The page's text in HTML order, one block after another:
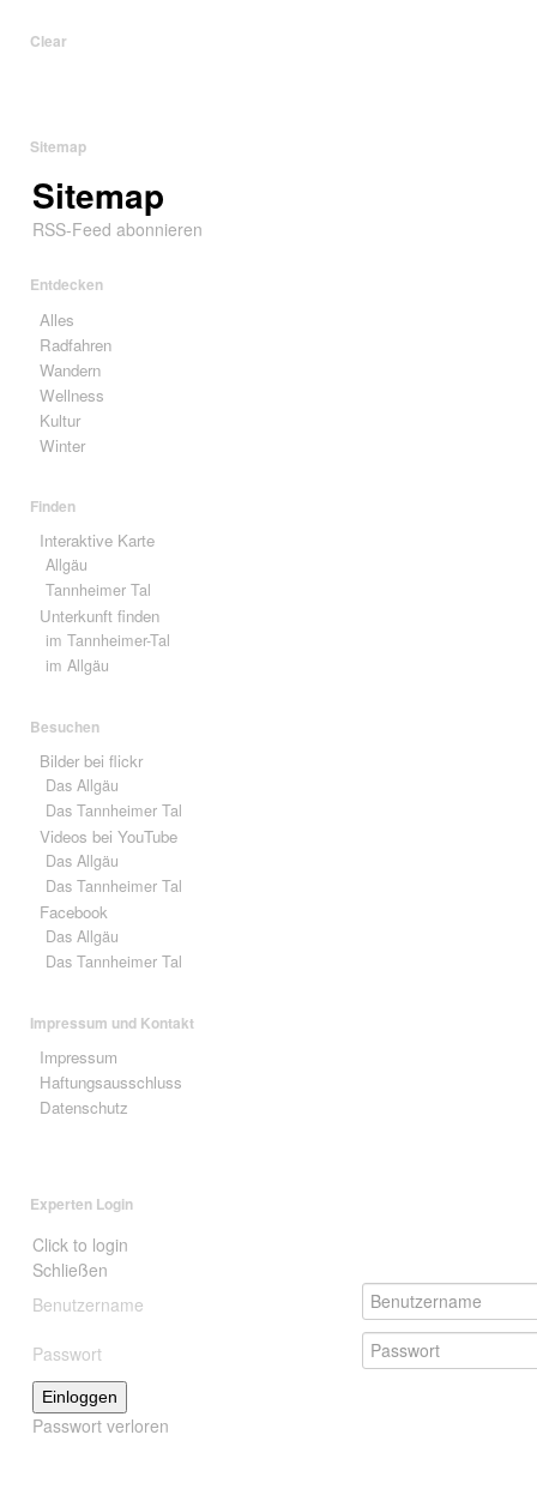
Clear
Sitemap
Sitemap
RSS-Feed abonnieren
Entdecken
Alles
Radfahren
Wandern
Wellness
Kultur
Winter
Finden
Interaktive Karte
Allgäu
Tannheimer Tal
Unterkunft finden
im Tannheimer-Tal
im Allgäu
Besuchen
Bilder bei flickr
Das Allgäu
Das Tannheimer Tal
Videos bei YouTube
Das Allgäu
Das Tannheimer Tal
Facebook
Das Allgäu
Das Tannheimer Tal
Impressum und Kontakt
Impressum
Haftungsausschluss
Datenschutz
Experten Login
Click to login
Schließen
Benutzername
Passwort
Einloggen
Passwort verloren